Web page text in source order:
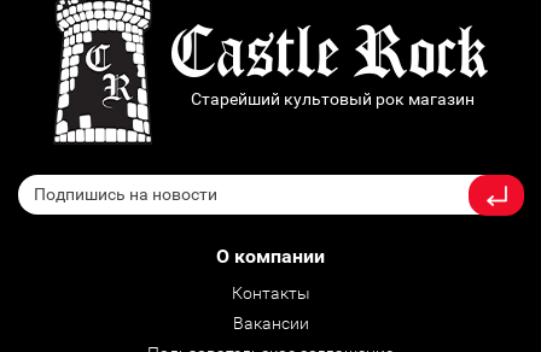
Старейший культовый рок магазин
О компании
Контакты
Вакансии